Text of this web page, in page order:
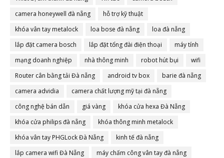
camera honeywell đà nẵng
hỗ trợ kỹ thuật
khóa vân tay metalock
loa bose đà nẵng
loa đà nẵng
lắp đặt camera bosch
lắp đặt tổng đài điện thoại
máy tính
mạng doanh nghiệp
nhà thông minh robot hút bụi
wifi
Router cân bằng tải Đà nẵng
android tv box
barie đà nẵng
camera advidia
camera chất lượng mỹ tại đà nẵng
công nghệ bán dẫn
giá vàng
khóa cửa hexa Đà Nẵng
khóa cửa philips đà nẵng
khóa thông minh metalock
khóa vân tay PHGLock Đà Nẵng
kinh tế đà nẵng
lắp camera wifi Đà Nẵng
máy chấm công vân tay đà nẵng